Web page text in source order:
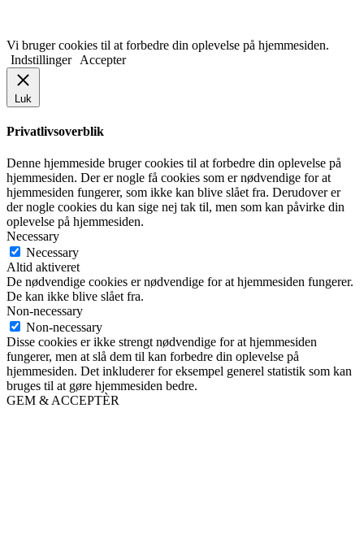
Vi bruger cookies til at forbedre din oplevelse på hjemmesiden.
Indstillinger
Accepter
Luk
Privatlivsoverblik
Denne hjemmeside bruger cookies til at forbedre din oplevelse på
hjemmesiden. Der er nogle få cookies som er nødvendige for at
hjemmesiden fungerer, som ikke kan blive slået fra. Derudover er
der nogle cookies du kan sige nej tak til, men som kan påvirke din
oplevelse på hjemmesiden.
Necessary
Necessary
Altid aktiveret
De nødvendige cookies er nødvendige for at hjemmesiden fungerer.
De kan ikke blive slået fra.
Non-necessary
Non-necessary
Disse cookies er ikke strengt nødvendige for at hjemmesiden
fungerer, men at slå dem til kan forbedre din oplevelse på
hjemmesiden. Det inkluderer for eksempel generel statistik som kan
bruges til at gøre hjemmesiden bedre.
GEM & ACCEPTÈR